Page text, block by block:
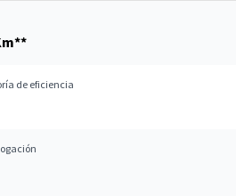
de eficiencia